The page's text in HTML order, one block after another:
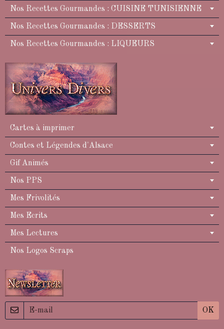
Nos Recettes Gourmandes : CUISINE TUNISIENNE
Nos Recettes Gourmandes : DESSERTS
Nos Recettes Gourmandes : LIQUEURS
Cartes à imprimer
Contes et Légendes d'Alsace
Gif Animés
Nos PPS
Mes Frivolités
Mes Ecrits
Mes Lectures
Nos Logos Scraps
OK